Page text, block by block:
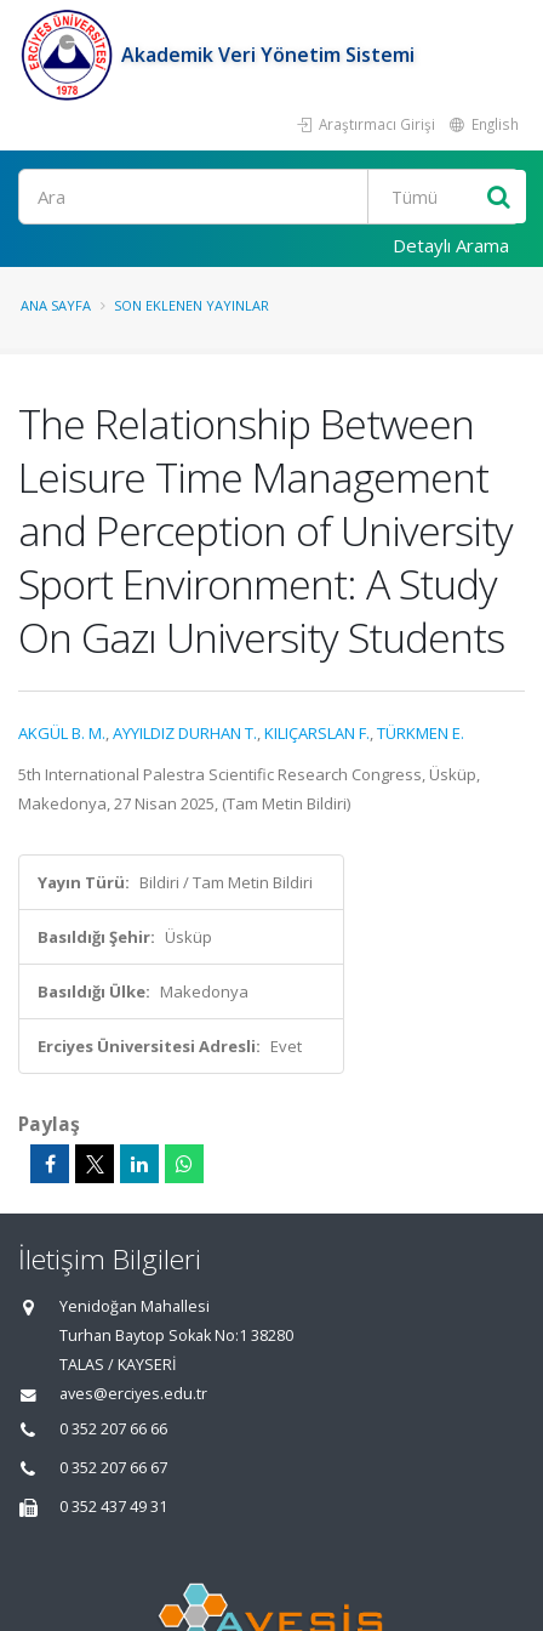
Akademik Veri Yönetim Sistemi
Araştırmacı Girişi English
Ara
Detaylı Arama
ANA SAYFA SON EKLENEN YAYINLAR
The Relationship Between
Leisure Time Management
and Perception of University
Sport Environment: A Study
On Gazı University Students
AKGÜL B. M.,AYYILDIZ DURHAN T.,KILIÇARSLAN F.,TÜRKMEN E.
5th International Palestra Scientific Research Congress, Üsküp,
Makedonya, 27 Nisan 2025, (Tam Metin Bildiri)
Yayın Türü: Bildiri / Tam Metin Bildiri
Basıldığı Şehir: Üsküp
Basıldığı Ülke: Makedonya
Erciyes Üniversitesi Adresli: Evet
Paylaş
İletişim Bilgileri
Yenidoğan Mahallesi
Turhan Baytop Sokak No:1 38280
TALAS / KAYSERİ
aves@erciyes.edu.tr
0 352 207 66 66
0 352 207 66 67
0 352 437 49 31